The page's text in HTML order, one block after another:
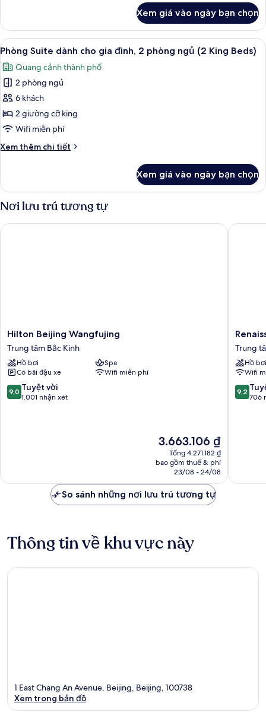
phòng
ngủ
(2
King
Beds)
Căn
hộ
dành
gia
đình,
phòng
ngủ
(2
King
Beds)
Xem giá vào ngày bạn chọn
Xem
tất
cả
ảnh
Phòng
Suite
dành
gia
phòng
ngủ
(2
King
Bộ đồ giường cao cấp, chăn bông,
5
Phòng Suite dành cho gia đình, 2 phòng ngủ (2 King Beds)
Quang cảnh thành phố
2 phòng ngủ
6 khách
2 giường cỡ king
Wifi miễn phí
Xem thêm chi tiết
Chi
Phòng
dành
gia
Xem giá vào ngày bạn chọn
Nơi lưu trú tương tự
Hilton
Beijing
Wangfujing
Trung
tâm
Bắc
Kinh
Hilton Beijing Wangfujing
Trung tâm Bắc Kinh
Hồ bơi
Spa
Có bãi đậu xe
Wifi miễn phí
9.0
trên
9,0 Tuyệt vời
1.001 nhận xét
Giá
hiện
tại
3.663.106 ₫
3.663.106 ₫
Tổng 4.271.182 ₫
bao gồm thuế & phí
23/08 - 24/08
Hilton Beijing Wangfujing
Beijing
Hotel
Trung
tâm
Bắc
Trung
Hồ bơi
Wifi
9.2
trên
9,2
706
So sánh những nơi lưu trú tương tự
Thông tin về khu vực này
1 East Chang An Avenue, Beijing, Beijing, 100738
Xem trong bản đồ